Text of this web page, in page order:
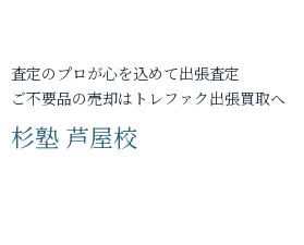
査定のプロが心を込めて出張査定
ご不要品の売却はトレファク出張買取へ
杉塾 芦屋校